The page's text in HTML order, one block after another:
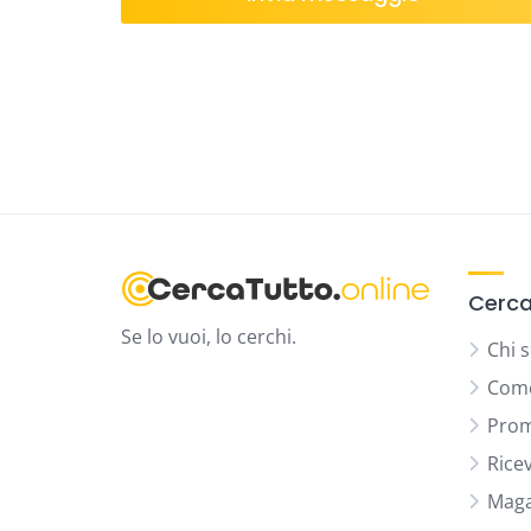
Se lo vuoi, lo cerchi.
Chi